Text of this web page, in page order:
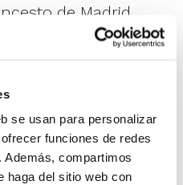
se usan para personalizar
funciones de redes
compartimos
haga del sitio web con
de Madrid,
equipos de
de Andalucía,
y Madrid,